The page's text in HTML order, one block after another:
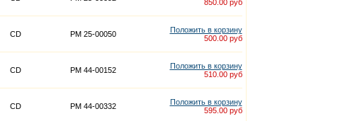
850.00 руб
CD PM 25-00050
Положить в корзину
500.00 руб
CD PM 44-00152
Положить в корзину
510.00 руб
CD PM 44-00332
Положить в корзину
595.00 руб